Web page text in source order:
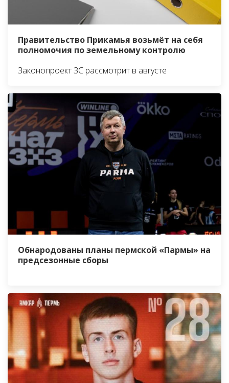
Правительство Прикамья возьмёт на себя
полномочия по земельному контролю
Законопроект ЗС рассмотрит в августе
Обнародованы планы пермской «Пармы» на
предсезонные сборы